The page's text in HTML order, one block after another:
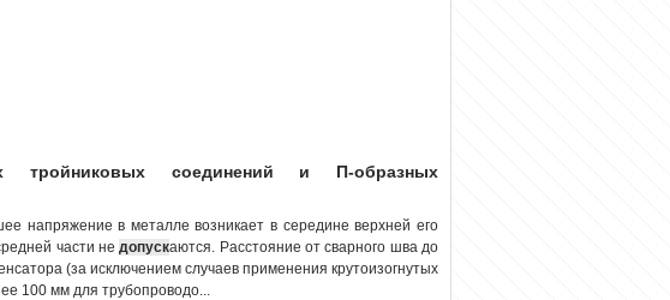
тройниковых соединений и П-образных
напряжение в металле возникает в середине верхней его
части недопускаются. Расстояние от сварного шва до
(за исключением случаев применения крутоизогнутых
100 мм для трубопроводо...